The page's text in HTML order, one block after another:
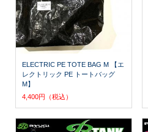
ELECTRIC PE TOTE BAG M 【エ
レクトリック PE トートバッグ
M】
4,400円（税込）